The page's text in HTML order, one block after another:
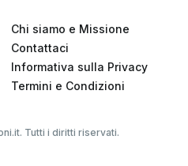
Chi siamo e Missione
Contattaci
Informativa sulla Privacy
Termini e Condizioni
Tutti i diritti riservati.